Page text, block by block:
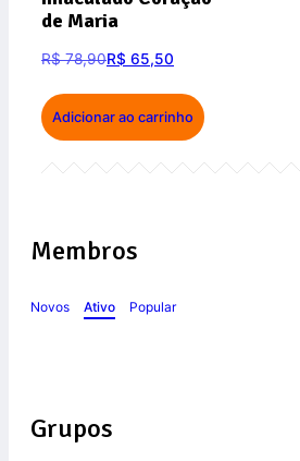
de Maria
R$78,90R$ 65,50
Adicionar ao carrinho
Membros
Novos Ativo Popular
Grupos